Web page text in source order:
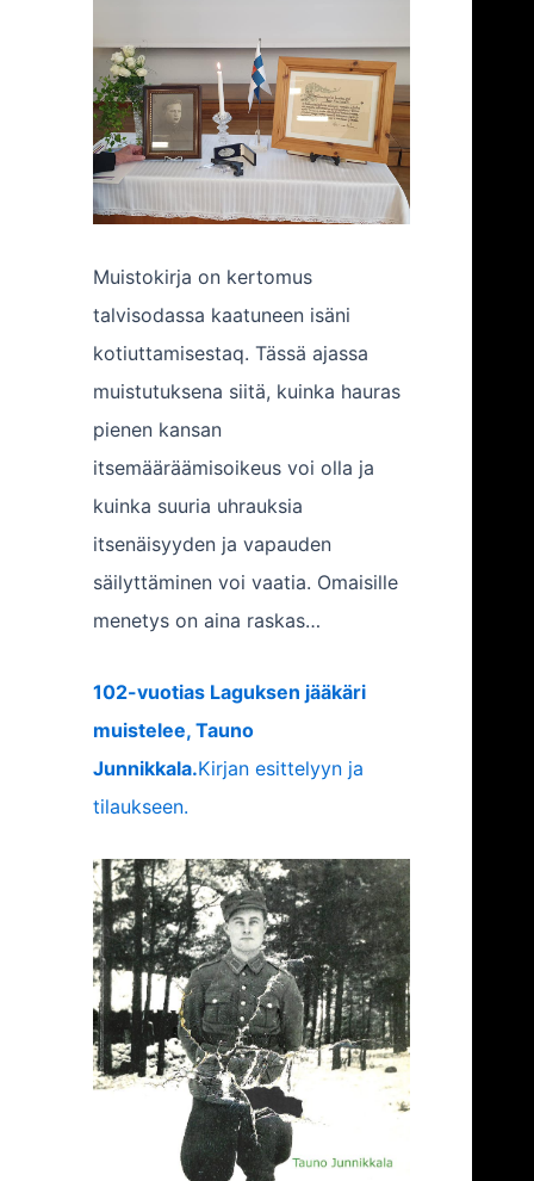
Muistokirja on kertomus
talvisodassa kaatuneen isäni
kotiuttamisestaq. Tässä ajassa
muistutuksena siitä, kuinka hauras
pienen kansan
itsemääräämisoikeus voi olla ja
kuinka suuria uhrauksia
itsenäisyyden ja vapauden
säilyttäminen voi vaatia. Omaisille
menetys on aina raskas…
102-vuotias Laguksen jääkäri
muistelee, Tauno
Junnikkala.Kirjan esittelyyn ja
tilaukseen.